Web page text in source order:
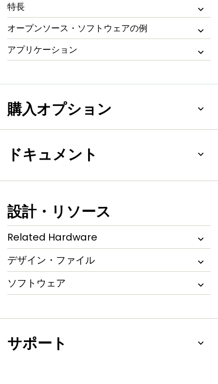
特長
オープンソース・ソフトウェアの例
アプリケーション
購入オプション
ドキュメント
設計・リソース
Related Hardware
デザイン・ファイル
ソフトウェア
サポート